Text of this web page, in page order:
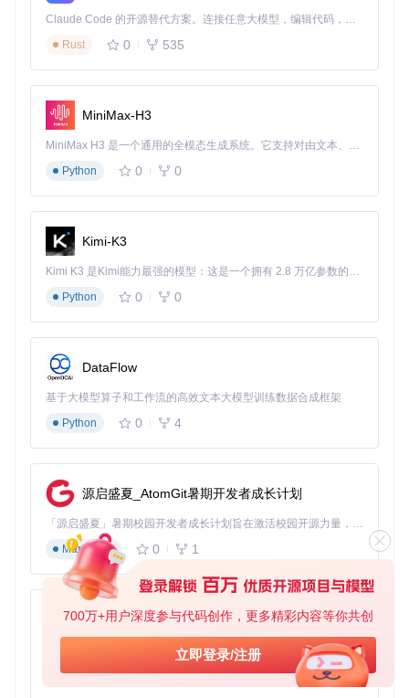
700万+用户深度参与代码创作，更多精彩内容等你共创
立即登录/注册
Claude Code 的开源替代方案。连接任意大模型，编辑代码，运行命令，自动验证 — 全自动执行。用 Rust 构建，极致性能。 ｜ An open-source alternative to Claude Code. Connect any LLM, edit code, run commands, and verify changes — autonomously. Built in Rust for speed. Get Started
Rust
0 535
MiniMax-H3
MiniMax H3 是一个通用的全模态生成系统。它支持对由文本、图像、视频和音频组成的多模态上下文进行统一理解，并能生成分辨率高达 2K、时长可达 15 秒的带原生立体声音频的视频。得益于面向任务泛化的系统设计，H3 在预训练阶段就已具备广泛的多模态上下文理解与生成能力，能够出色地执行复杂的多模态指令。
Python
0 0
Kimi-K3
Kimi K3 是Kimi能力最强的模型：这是一个拥有 2.8 万亿参数的混合专家（MoE）模型，具备原生视觉理解能力，并支持 100 万 token 的上下文窗口。
Python
0 0
DataFlow
基于大模型算子和工作流的高效文本大模型训练数据合成框架
Python
0 4
源启盛夏_AtomGit暑期开发者成长计划
「源启盛夏」暑期校园开发者成长计划旨在激活校园开源力量，通过积分激励、认证扶持、资源倾斜等形式，引导高校组织和开发者完成「入驻 — 建项目 — 做贡献 — 获认证 — 得资源」的完整闭环。无论你是想带领社团入驻平台的组织者，还是希望用代码贡献证明自己的开发者，都能在这里找到属于你的成长路径。
Markdown
0 1
py-xiaozhi
基于Python的Xiaozhi AI，适用于想要完整Xiaozhi体验而无需拥有专用硬件的用户。
Python
0 1